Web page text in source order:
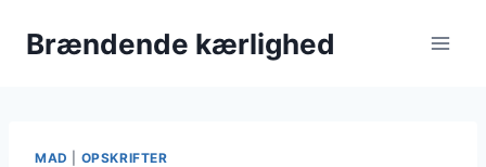
Brændende kærlighed
MAD OPSKRIFTER